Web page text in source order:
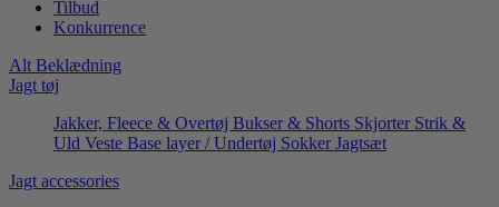
Tilbud
Konkurrence
Alt Beklædning
Jagt tøj
Jakker, Fleece & Overtøj Bukser & Shorts Skjorter Strik &
Uld Veste Base layer / Undertøj Sokker Jagtsæt
Jagt accessories